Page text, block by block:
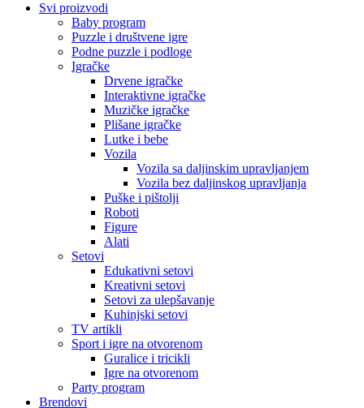
Svi proizvodi
Baby program
Puzzle i društvene igre
Podne puzzle i podloge
Igračke
Drvene igračke
Interaktivne igračke
Muzičke igračke
Plišane igračke
Lutke i bebe
Vozila
Vozila sa daljinskim upravljanjem
Vozila bez daljinskog upravljanja
Puške i pištolji
Roboti
Figure
Alati
Setovi
Edukativni setovi
Kreativni setovi
Setovi za ulepšavanje
Kuhinjski setovi
TV artikli
Sport i igre na otvorenom
Guralice i tricikli
Igre na otvorenom
Party program
Brendovi